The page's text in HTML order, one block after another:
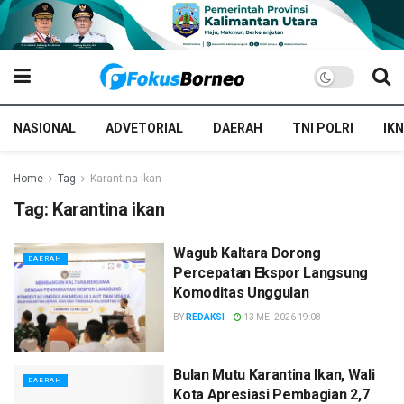
NASIONAL ADVETORIAL DAERAH TNI POLRI IKN
Home Tag Karantina ikan
Tag: Karantina ikan
DAERAH
Wagub Kaltara Dorong
Percepatan Ekspor Langsung
Komoditas Unggulan
BY REDAKSI 13 MEI 2026 19:08
DAERAH
Bulan Mutu Karantina Ikan, Wali
Kota Apresiasi Pembagian 2,7